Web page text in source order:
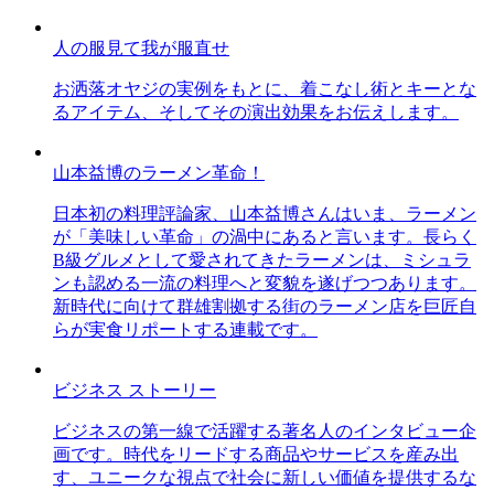
人の服見て我が服直せ
お洒落オヤジの実例をもとに、着こなし術とキーとな
るアイテム、そしてその演出効果をお伝えします。
山本益博のラーメン革命！
日本初の料理評論家、山本益博さんはいま、ラーメン
が「美味しい革命」の渦中にあると言います。長らく
B級グルメとして愛されてきたラーメンは、ミシュラ
ンも認める一流の料理へと変貌を遂げつつあります。
新時代に向けて群雄割拠する街のラーメン店を巨匠自
らが実食リポートする連載です。
ビジネス ストーリー
ビジネスの第一線で活躍する著名人のインタビュー企
画です。時代をリードする商品やサービスを産み出
す、ユニークな視点で社会に新しい価値を提供するな